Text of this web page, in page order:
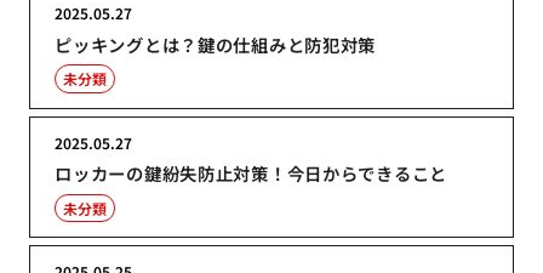
ピッキングとは？鍵の仕組みと防犯対策
2025.05.27
未分類
ロッカーの鍵紛失防止対策！今日からできること
2025.05.27
未分類